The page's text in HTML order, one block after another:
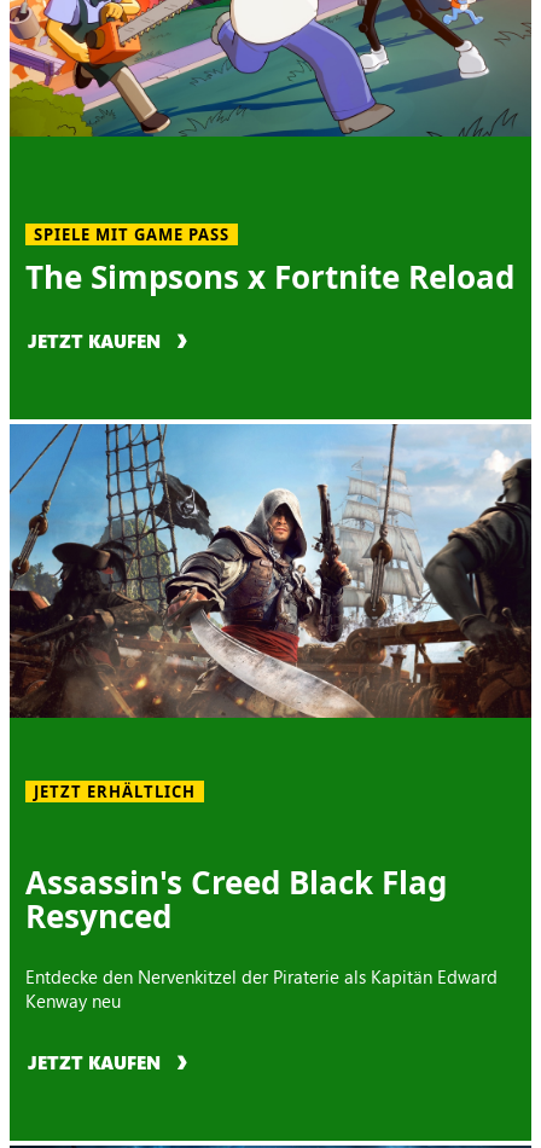
SPIELE MIT GAME PASS
The Simpsons x Fortnite Reload
JETZT KAUFEN
JETZT ERHÄLTLICH
Assassin's Creed Black Flag
Resynced
Entdecke den Nervenkitzel der Piraterie als Kapitän Edward
Kenway neu
JETZT KAUFEN